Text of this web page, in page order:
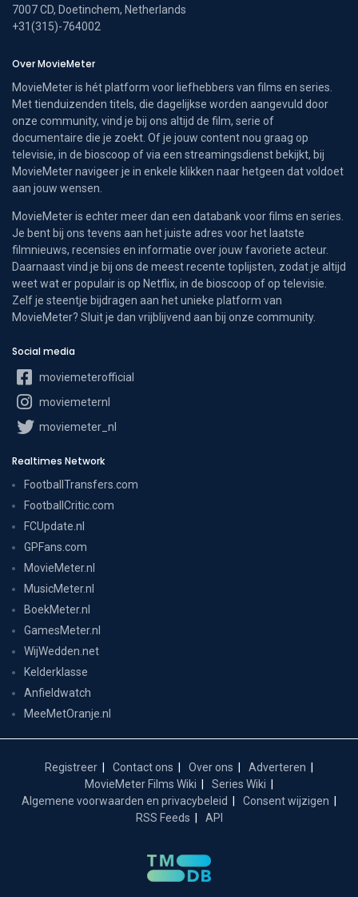
7007 CD, Doetinchem, Netherlands
+31(315)-764002
Over MovieMeter
MovieMeter is hét platform voor liefhebbers van films en series.
Met tienduizenden titels, die dagelijkse worden aangevuld door
onze community, vind je bij ons altijd de film, serie of
documentaire die je zoekt. Of je jouw content nou graag op
televisie, in de bioscoop of via een streamingsdienst bekijkt, bij
MovieMeter navigeer je in enkele klikken naar hetgeen dat voldoet
aan jouw wensen.
MovieMeter is echter meer dan een databank voor films en series.
Je bent bij ons tevens aan het juiste adres voor het laatste
filmnieuws, recensies en informatie over jouw favoriete acteur.
Daarnaast vind je bij ons de meest recente toplijsten, zodat je altijd
weet wat er populair is op Netflix, in de bioscoop of op televisie.
Zelf je steentje bijdragen aan het unieke platform van
MovieMeter? Sluit je dan vrijblijvend aan bij onze community.
Social media
moviemeterofficial
moviemeternl
moviemeter_nl
Realtimes Network
FootballTransfers.com
FootballCritic.com
FCUpdate.nl
GPFans.com
MovieMeter.nl
MusicMeter.nl
BoekMeter.nl
GamesMeter.nl
WijWedden.net
Kelderklasse
Anfieldwatch
MeeMetOranje.nl
Registreer Contact ons Over ons
Adverteren
MovieMeter Films Wiki
Series Wiki
Algemene voorwaarden en privacybeleid
Consent wijzigen
RSS Feeds
API